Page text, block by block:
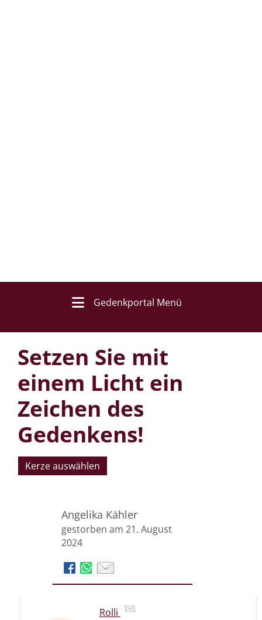
Gedenkportal Menü
Setzen Sie mit
einem Licht ein
Zeichen des
Gedenkens!
Kerze auswählen
Angelika Kähler
gestorben am 21. August
2024
Rolli